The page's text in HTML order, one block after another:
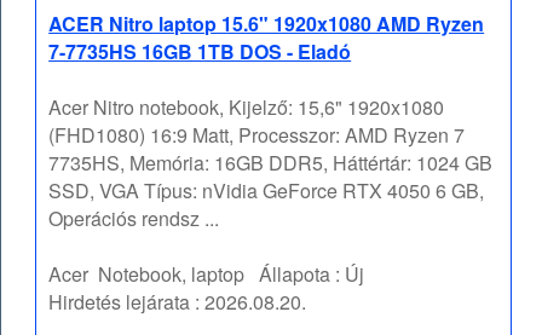
ACER Nitro laptop 15.6" 1920x1080 AMD Ryzen
7-7735HS 16GB 1TB DOS - Eladó
Acer Nitro notebook, Kijelző: 15,6" 1920x1080
(FHD1080) 16:9 Matt, Processzor: AMD Ryzen 7
7735HS, Memória: 16GB DDR5, Háttértár: 1024 GB
SSD, VGA Típus: nVidia GeForce RTX 4050 6 GB,
Operációs rendsz ...
Acer Notebook, laptop Állapota : Új
Hirdetés lejárata :2026.08.20.